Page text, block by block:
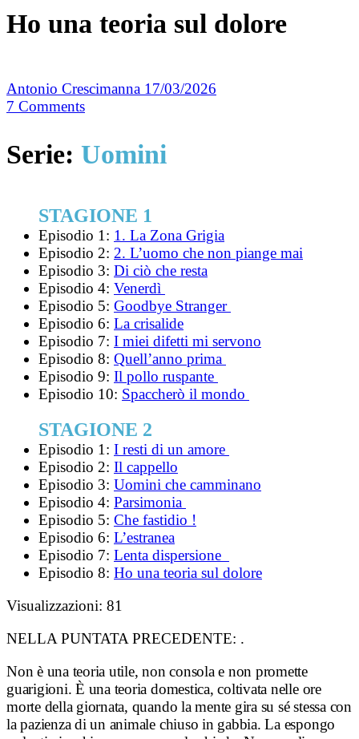
Ho una teoria sul dolore
Antonio Crescimanna 17/03/2026
7 Comments
Serie: Uomini
STAGIONE 1
Episodio 1: 1. La Zona Grigia
Episodio 2: 2. L’uomo che non piange mai
Episodio 3: Di ciò che resta
Episodio 4: Venerdì
Episodio 5: Goodbye Stranger
Episodio 6: La crisalide
Episodio 7: I miei difetti mi servono
Episodio 8: Quell’anno prima
Episodio 9: Il pollo ruspante
Episodio 10: Spaccherò il mondo
STAGIONE 2
Episodio 1: I resti di un amore
Episodio 2: Il cappello
Episodio 3: Uomini che camminano
Episodio 4: Parsimonia
Episodio 5: Che fastidio !
Episodio 6: L’estranea
Episodio 7: Lenta dispersione
Episodio 8: Ho una teoria sul dolore
Visualizzazioni: 81
NELLA PUNTATA PRECEDENTE: .
Non è una teoria utile, non consola e non promette
guarigioni. È una teoria domestica, coltivata nelle ore
morte della giornata, quando la mente gira su sé stessa con
la pazienza di un animale chiuso in gabbia. La espongo